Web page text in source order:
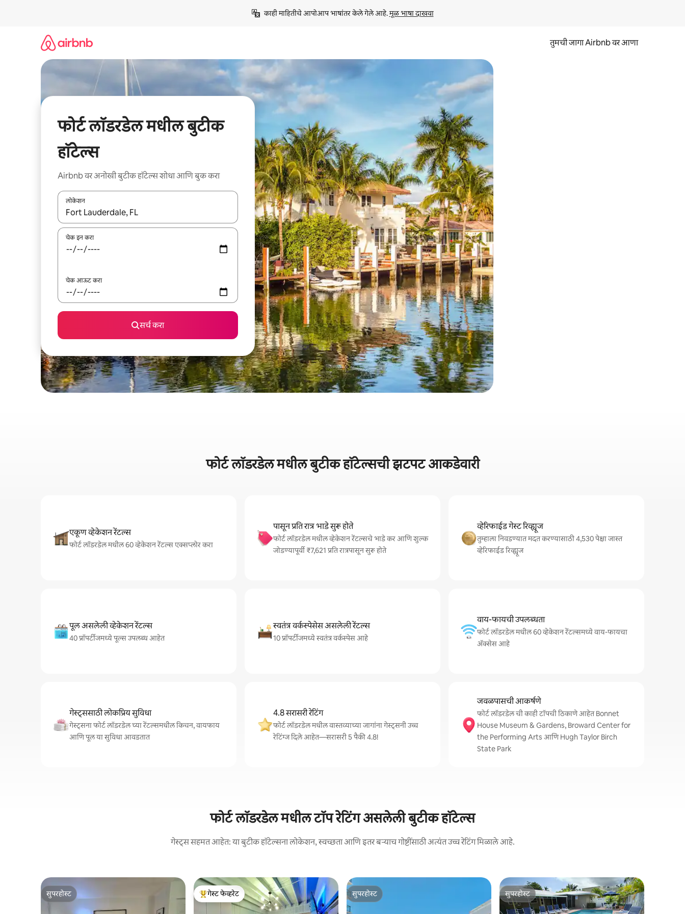
काही माहितीचे आपोआप भाषांतर केले गेले आहे. मूळ भाषा दाखवा
तुमची जागा Airbnb वर आणा
फोर्ट लॉडरडेल मधील बुटीक
हॉटेल्स
Airbnb वर अनोखी बुटीक हॉटेल्स शोधा आणि बुक करा
लोकेशन
जेव्हा परिणाम उपलब्ध असतील, तेव्हा वरच्या आणि खाली बाणांच्या किजसह नेव्हिगेट करा किंवा स्पर्शाने स्वाइप जेश्चर्स वापरून एक्सप्लोर करा.
चेक इन करा
चेक आऊट करा
सर्च करा
फोर्ट लॉडरडेल मधील बुटीक हॉटेल्सची झटपट आकडेवारी
एकूण व्हेकेशन रेंटल्स
फोर्ट लॉडरडेल मधील 60 व्हेकेशन रेंटल्स एक्सप्लोर करा
पासून प्रति रात्र भाडे सुरू होते
फोर्ट लॉडरडेल मधील व्हेकेशन रेंटल्सचे भाडे कर आणि शुल्क
जोडण्यापूर्वी ₹7,621 प्रति रात्रपासून सुरू होते
व्हेरिफाईड गेस्ट रिव्ह्यूज
तुम्हाला निवडण्यात मदत करण्यासाठी 4,530 पेक्षा जास्त
व्हेरिफाईड रिव्ह्यूज
पूल असलेली व्हेकेशन रेंटल्स
40 प्रॉपर्टीजमध्ये पूल्स उपलब्ध आहेत
स्वतंत्र वर्कस्पेसेस असलेली रेंटल्स
10 प्रॉपर्टीजमध्ये स्वतंत्र वर्कस्पेस आहे
वाय-फायची उपलब्धता
फोर्ट लॉडरडेल मधील 60 व्हेकेशन रेंटल्समध्ये वाय-फायचा
अ‍ॅक्सेस आहे
गेस्ट्ससाठी लोकप्रिय सुविधा
गेस्ट्सना फोर्ट लॉडरडेल च्या रेंटल्समधील किचन, वायफाय
आणि पूल या सुविधा आवडतात
4.8 सरासरी रेटिंग
फोर्ट लॉडरडेल मधील वास्तव्याच्या जागांना गेस्ट्सनी उच्च
रेटिंग्ज दिले आहेत—सरासरी 5 पैकी 4.8!
जवळपासची आकर्षणे
फोर्ट लॉडरडेल ची काही टॉपची ठिकाणे आहेत Bonnet
House Museum & Gardens, Broward Center for
the Performing Arts आणि Hugh Taylor Birch
State Park
फोर्ट लॉडरडेल मधील टॉप रेटिंग असलेली बुटीक हॉटेल्स
गेस्ट्स सहमत आहेत: या बुटीक हॉटेल्सना लोकेशन, स्वच्छता आणि इतर बऱ्याच गोष्टींसाठी अत्यंत उच्च रेटिंग मिळाले आहे.
सुपरहोस्ट
सुपरहोस्ट
टॉप गेस्ट फेव्हरेट
गेस्ट फेव्हरेट
सुपरहोस्ट
सुपरहोस्ट
सुपरहोस्ट
सुपरहोस्ट